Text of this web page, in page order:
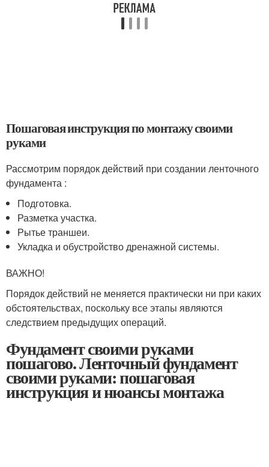
Пошаговая инструкция по монтажу своими
руками
Рассмотрим порядок действий при создании ленточного
фундамента :
Подготовка.
Разметка участка.
Рытье траншеи.
Укладка и обустройство дренажной системы.
ВАЖНО!
Порядок действий не меняется практически ни при каких
обстоятельствах, поскольку все этапы являются
следствием предыдущих операций.
Фундамент своими руками
пошагово. Ленточный фундамент
своими руками: пошаговая
инструкция и нюансы монтажа